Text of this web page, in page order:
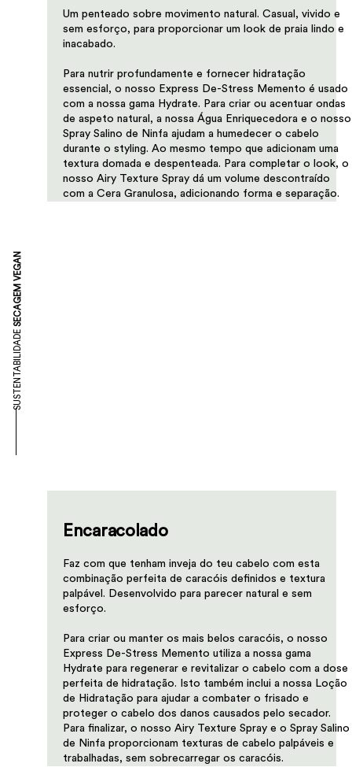
Um penteado sobre movimento natural. Casual, vivido e
sem esforço, para proporcionar um look de praia lindo e
inacabado.
​Para nutrir profundamente e fornecer hidratação
essencial, o nosso Express De-Stress Memento é usado
com a nossa gama Hydrate. Para criar ou acentuar ondas
de aspeto natural, a nossa Água Enriquecedora e o nosso
Spray Salino de Ninfa ajudam a humedecer o cabelo
durante o styling. Ao mesmo tempo que adicionam uma
textura domada e despenteada. Para completar o look, o
nosso Airy Texture Spray dá um volume descontraído
com a Cera Granulosa, adicionando forma e separação.
SUSTENTABILIDADE
SECAGEM VEGAN
Encaracolado
Faz com que tenham inveja do teu cabelo com esta
combinação perfeita de caracóis definidos e textura
palpável. Desenvolvido para parecer natural e sem
esforço.​
Para criar ou manter os mais belos caracóis, o nosso
Express De-Stress Memento utiliza a nossa gama
Hydrate para regenerar e revitalizar o cabelo com a dose
perfeita de hidratação. Isto também inclui a nossa Loção
de Hidratação para ajudar a combater o frisado e
proteger o cabelo dos danos causados pelo secador.
Para finalizar, o nosso Airy Texture Spray e o Spray Salino
de Ninfa proporcionam texturas de cabelo palpáveis e
trabalhadas, sem sobrecarregar os caracóis.